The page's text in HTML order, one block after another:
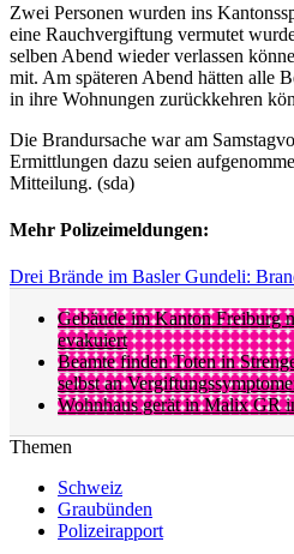
Zwei Personen wurden ins
eine Rauchvergiftung vermutet
selben Abend wieder verlassen
mit. Am späteren Abend hätten alle
in ihre Wohnungen zurückkehren
Die Brandursache war am
Ermittlungen dazu seien
Mitteilung. (sda)
Mehr Polizeimeldungen:
Drei Brände im Basler Gundeli:
Gebäude im Kanton Freiburg
evakuiert
Beamte finden Toten in
selbst an
Wohnhaus gerät in Malix GR
Themen
Schweiz
Graubünden
Polizeirapport